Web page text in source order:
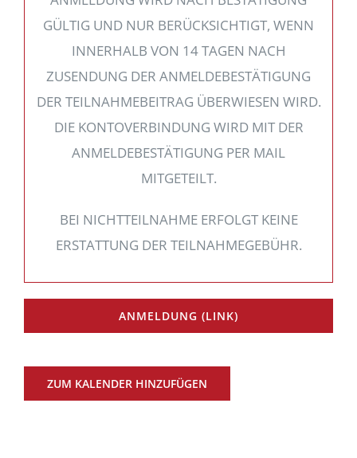
GÜLTIG UND NUR BERÜCKSICHTIGT, WENN
INNERHALB VON 14 TAGEN NACH
ZUSENDUNG DER ANMELDEBESTÄTIGUNG
DER TEILNAHMEBEITRAG ÜBERWIESEN WIRD.
DIE KONTOVERBINDUNG WIRD MIT DER
ANMELDEBESTÄTIGUNG PER MAIL
MITGETEILT.
BEI NICHTTEILNAHME ERFOLGT KEINE
ERSTATTUNG DER TEILNAHMEGEBÜHR.
ANMELDUNG (LINK)
ZUM KALENDER HINZUFÜGEN